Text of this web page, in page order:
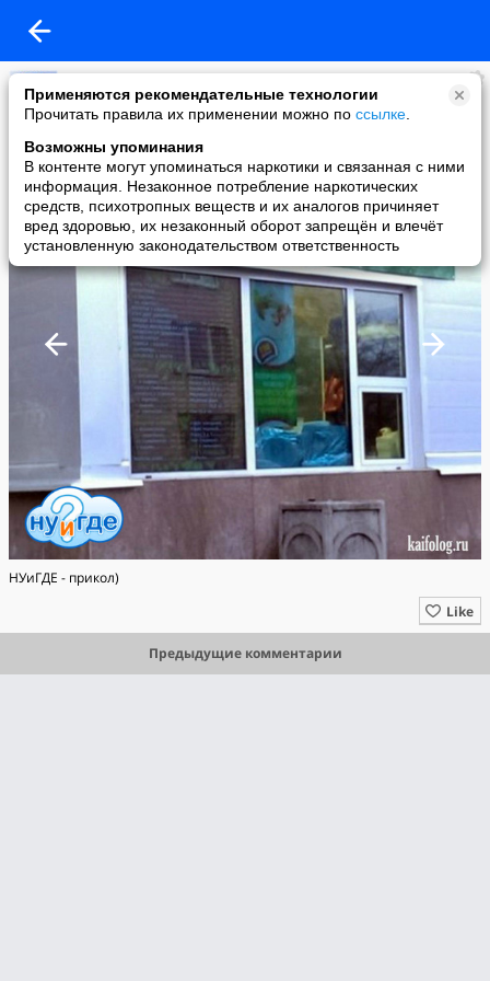
Применяются рекомендательные технологии
Прочитать правила их применении можно по ссылке
Возможны упоминания
В контенте могут упоминаться наркотики и связанная с ними
информация. Незаконное потребление наркотических
средств, психотропных веществ и их аналогов причиняет
вред здоровью, их незаконный оборот запрещён и влечёт
установленную законодательством ответственность
НУиГДЕ
added a photo
07 Oct в 18:57
НУиГДЕ - прикол)
Like
Предыдущие комментарии